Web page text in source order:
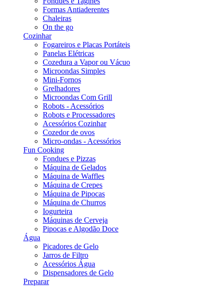
Formas Antiaderentes
Chaleiras
On the go
Cozinhar
Fogareiros e Placas Portáteis
Panelas Elétricas
Cozedura a Vapor ou Vácuo
Microondas Simples
Mini-Fornos
Grelhadores
Microondas Com Grill
Robots - Acessórios
Robots e Processadores
Acessórios Cozinhar
Cozedor de ovos
Micro-ondas - Acessórios
Fun Cooking
Fondues e Pizzas
Máquina de Gelados
Máquina de Waffles
Máquina de Crepes
Máquina de Pipocas
Máquina de Churros
Iogurteira
Máquinas de Cerveja
Pipocas e Algodão Doce
Água
Picadores de Gelo
Jarros de Filtro
Acessórios Água
Dispensadores de Gelo
Preparar